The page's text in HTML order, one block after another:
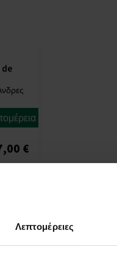
Λεπτομέρειες
de
€